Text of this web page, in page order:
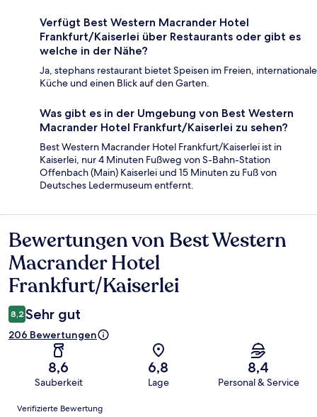
Verfügt Best Western Macrander Hotel
Frankfurt/Kaiserlei über Restaurants oder gibt es
welche in der Nähe?
Ja, stephans restaurant bietet Speisen im Freien, internationale
Küche und einen Blick auf den Garten.
Was gibt es in der Umgebung von Best Western
Macrander Hotel Frankfurt/Kaiserlei zu sehen?
Best Western Macrander Hotel Frankfurt/Kaiserlei ist in
Kaiserlei, nur 4 Minuten Fußweg von S-Bahn-Station
Offenbach (Main) Kaiserlei und 15 Minuten zu Fuß von
Deutsches Ledermuseum entfernt.
Bewertungen
Bewertungen von Best Western
Macrander Hotel
Frankfurt/Kaiserlei
8,2 Sehr gut
206 Bewertungen
8,6
Sauberkeit
6,8
Lage
8,4
Personal & Service
Bewertungen
Verifizierte Bewertung